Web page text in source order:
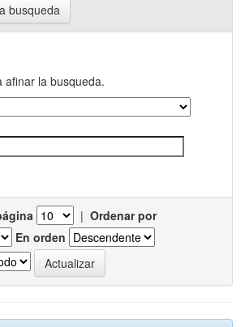
busqueda
afinar la busqueda.
| Ordenar por
En orden